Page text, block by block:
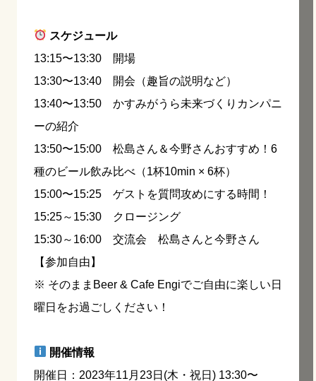
スケジュール
13:15〜13:30 開場
13:30〜13:40 開会（趣旨の説明など）
13:40〜13:50 かすみがうら未来づくりカンパニ
ーの紹介
13:50〜15:00 松島さん＆今野さんおすすめ！6
種のビール飲み比べ（1杯10min × 6杯）
15:00〜15:25 ゲストを質問攻めにする時間！
15:25～15:30 クロージング
15:30～16:00 交流会 松島さんと今野さん
【参加自由】
※ そのままBeer & Cafe Engiでご自由に楽しい日
曜日をお過ごしください！
開催情報
開催日：2023年11月23日(木・祝日) 13:30〜